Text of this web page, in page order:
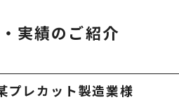
実績のご紹介
プレカット製造業様